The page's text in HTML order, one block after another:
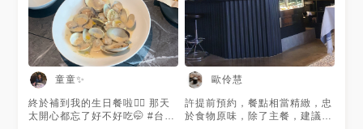
童童✨
終於補到我的生日餐啦✌🏻 那天
太開心都忘了好不好吃🤭 #台中
歐伶慧
許提前預約，餐點相當精緻，忠
於食物原味，除了主餐，建議加